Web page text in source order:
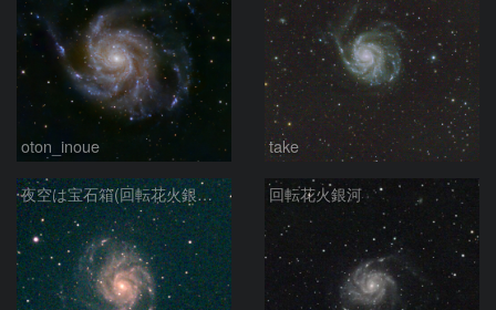
oton_inoue take
夜空は宝石箱(回転花火銀河 M101) Seestar50 回転花火銀河